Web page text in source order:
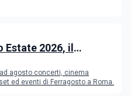
Estate 2026, il
agosto concerti, cinema
ed eventi di Ferragosto a Roma.